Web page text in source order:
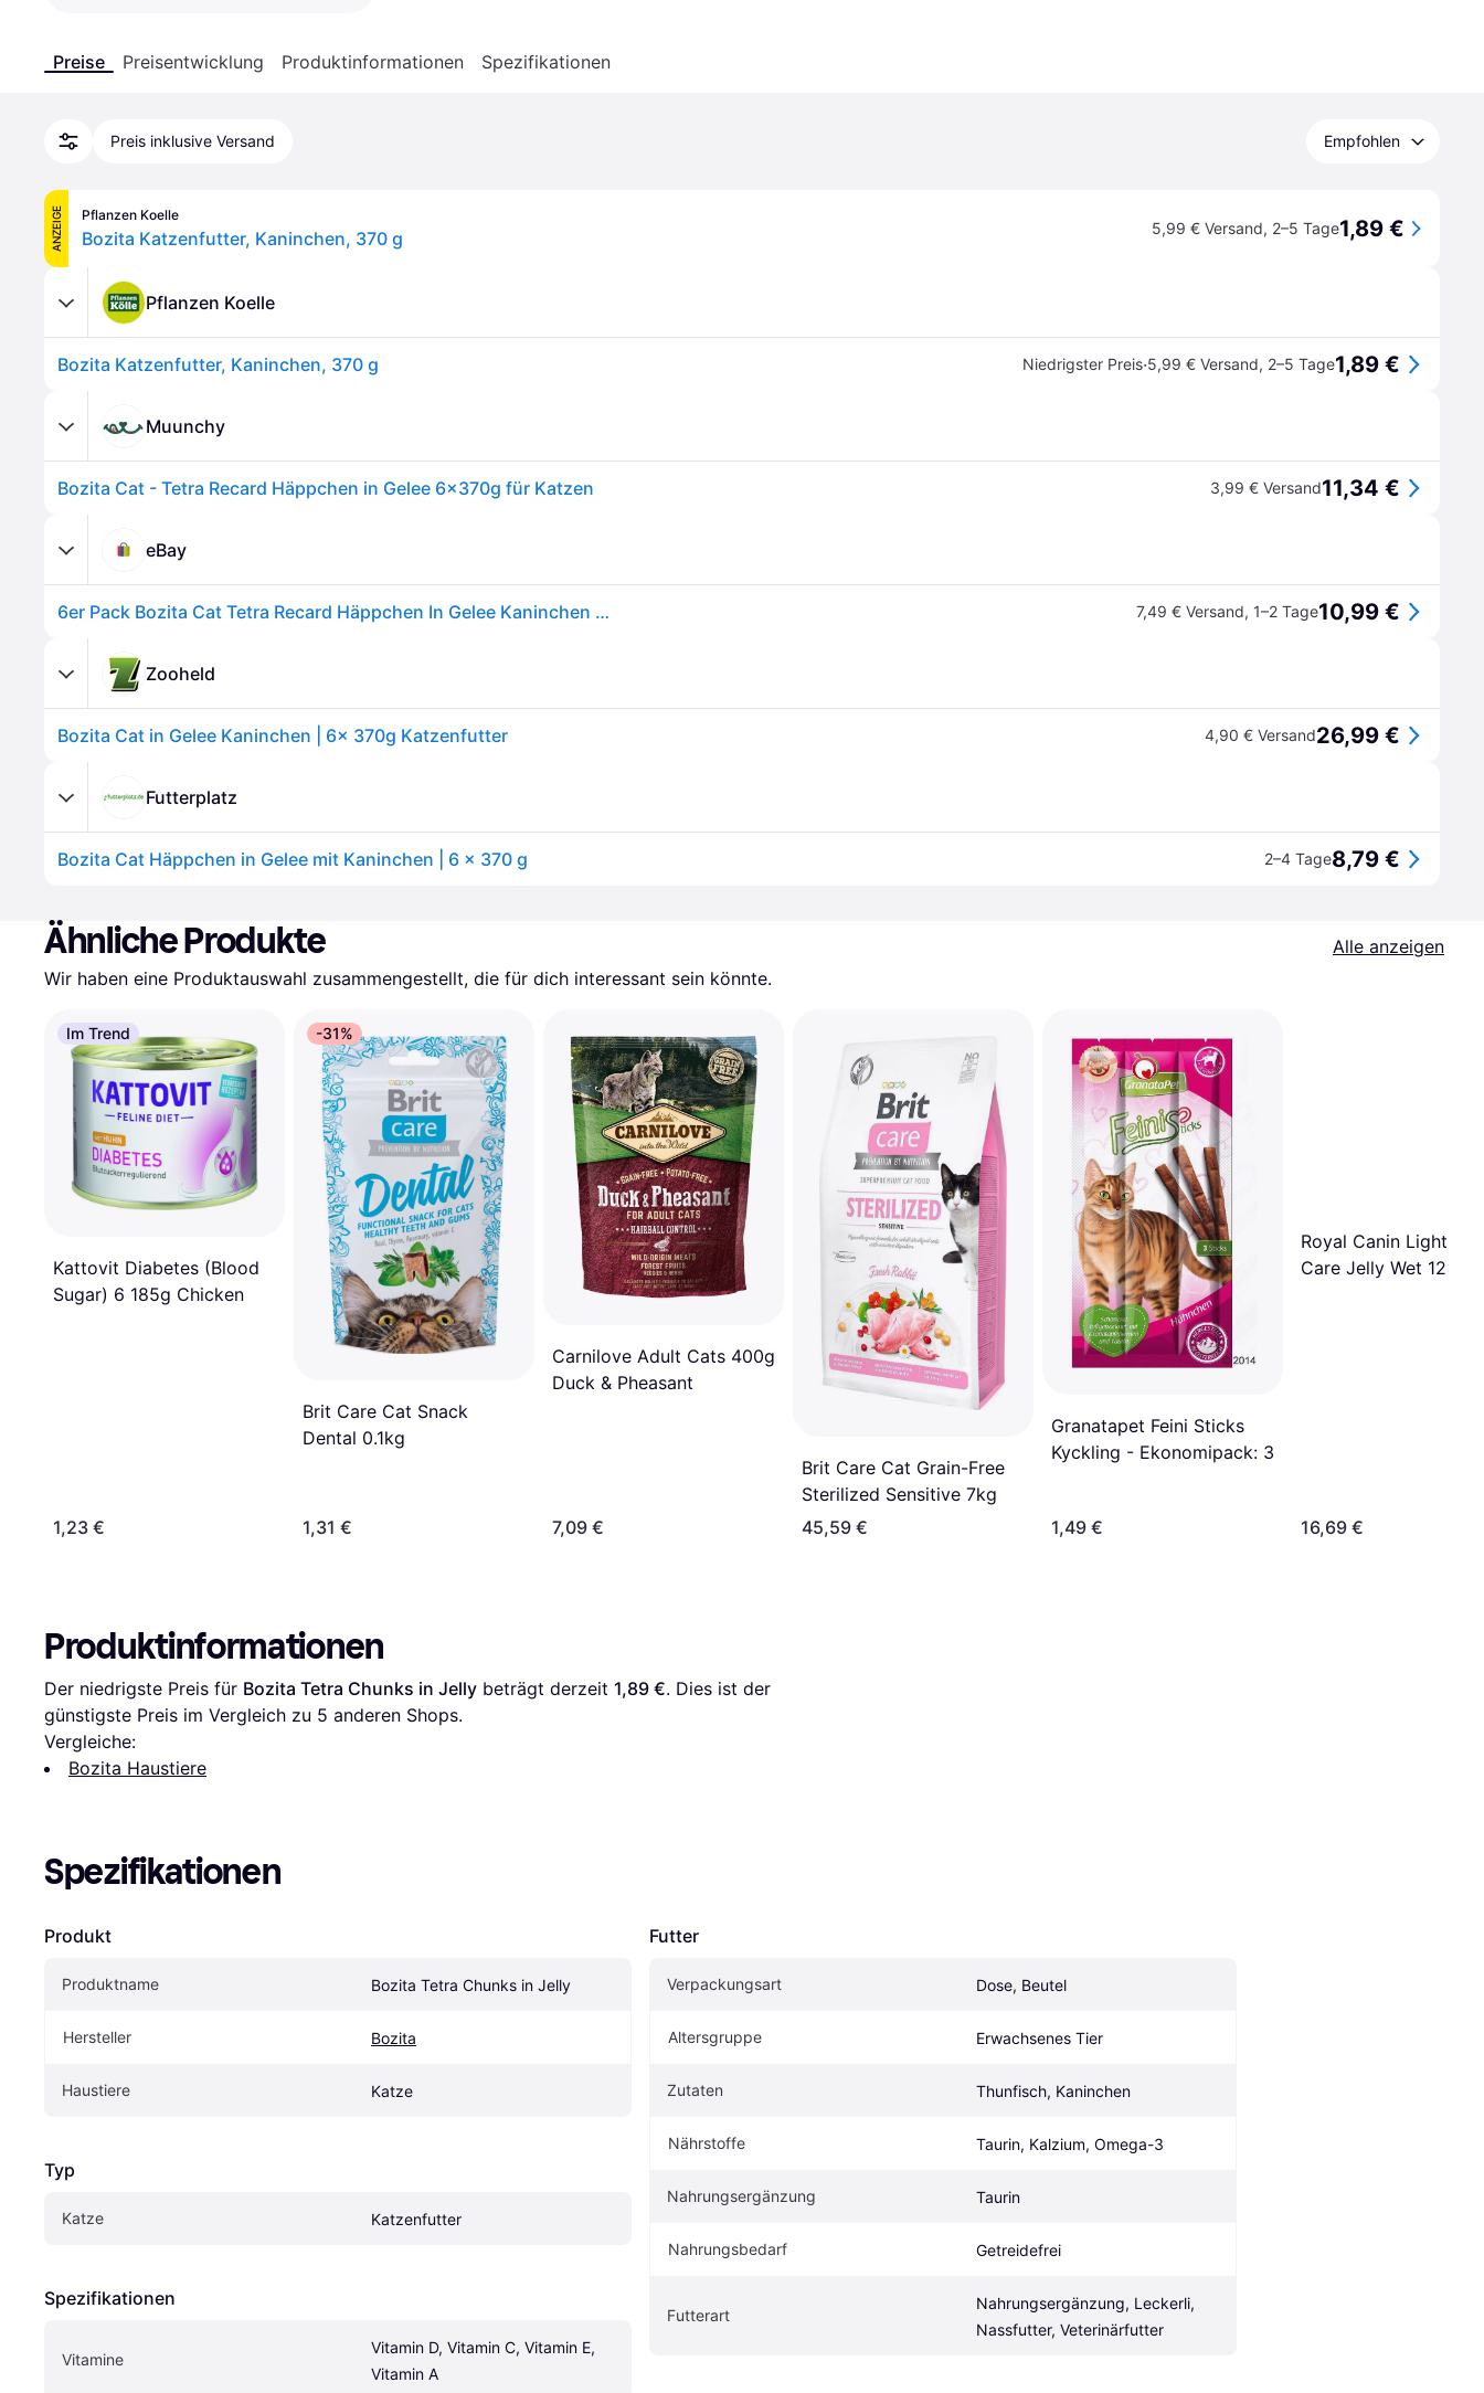
Preise Preisentwicklung Produktinformationen Spezifikationen
Preis inklusive Versand Empfohlen
ANZEIGE Pflanzen Koelle
Bozita Katzenfutter, Kaninchen, 370 g 5,99 € Versand, 2–5 Tage1,89 €
Pflanzen Koelle
Bozita Katzenfutter, Kaninchen, 370 g Niedrigster Preis·5,99 € Versand, 2–5 Tage1,89 €
Muunchy
Bozita Cat - Tetra Recard Häppchen in Gelee 6x370g für Katzen 3,99 € Versand11,34 €
eBay
6er Pack Bozita Cat Tetra Recard Häppchen In Gelee Kaninchen 370g 7,49 € Versand, 1–2 Tage10,99 €
Zooheld
Bozita Cat in Gelee Kaninchen | 6x 370g Katzenfutter 4,90 € Versand26,99 €
Futterplatz
Bozita Cat Häppchen in Gelee mit Kaninchen | 6 x 370 g 2–4 Tage8,79 €
Ähnliche Produkte
Alle anzeigen
Wir haben eine Produktauswahl zusammengestellt, die für dich interessant sein könnte.
Im Trend
Kattovit Diabetes (Blood
Sugar) 6 185g Chicken
1,23 €
-31%
Brit Care Cat Snack
Dental 0.1kg
1,31 €
Carnilove Adult Cats 400g
Duck & Pheasant
7,09 €
Brit Care Cat Grain-Free
Sterilized Sensitive 7kg
45,59 €
Granatapet Feini Sticks
Kyckling - Ekonomipack: 3
1,49 €
Royal Canin Light
Care Jelly Wet
16,69 €
Produktinformationen
Der niedrigste Preis für Bozita Tetra Chunks in Jelly beträgt derzeit 1,89 €. Dies ist der
günstigste Preis im Vergleich zu 5 anderen Shops.
Vergleiche:
Bozita Haustiere
Spezifikationen
Produkt
Produktname Bozita Tetra Chunks in Jelly
Hersteller Bozita
Haustiere Katze
Typ
Katze Katzenfutter
Spezifikationen
Vitamine
Vitamin D, Vitamin C, Vitamin E,
Vitamin A
Futter
Verpackungsart Dose, Beutel
Altersgruppe Erwachsenes Tier
Zutaten Thunfisch, Kaninchen
Nährstoffe Taurin, Kalzium, Omega-3
Nahrungsergänzung Taurin
Nahrungsbedarf Getreidefrei
Futterart
Nahrungsergänzung, Leckerli,
Nassfutter, Veterinärfutter